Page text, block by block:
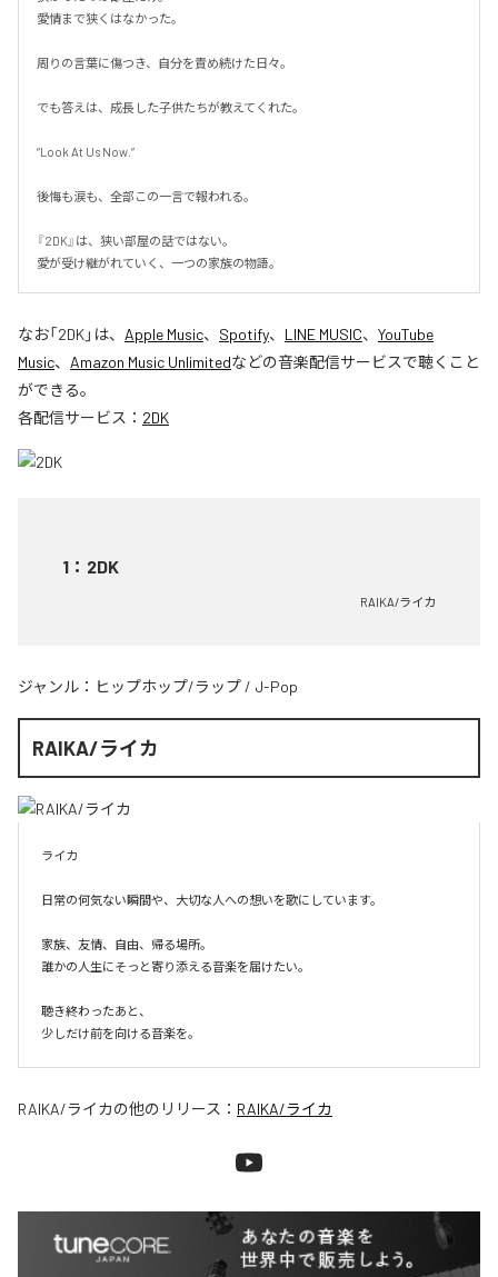
愛情まで狭くはなかった。
周りの言葉に傷つき、自分を責め続けた日々。
でも答えは、成長した子供たちが教えてくれた。
“Look At Us Now.”
後悔も涙も、全部この一言で報われる。
『2DK』は、狭い部屋の話ではない。
愛が受け継がれていく、一つの家族の物語。
なお「2DK」は、 Apple Music、 Spotify、 LINE MUSIC、 YouTube
Music、 Amazon Music Unlimitedなどの音楽配信サービスで聴くこと
ができる。
各配信サービス： 2DK
1 ： 2DK
RAIKA/ライカ
ジャンル： ヒップホップ/ラップ / J-Pop
RAIKA/ライカ
ライカ
日常の何気ない瞬間や、大切な人への想いを歌にしています。
家族、友情、自由、帰る場所。
誰かの人生にそっと寄り添える音楽を届けたい。
聴き終わったあと、
少しだけ前を向ける音楽を。
RAIKA/ライカの他のリリース： RAIKA/ライカ